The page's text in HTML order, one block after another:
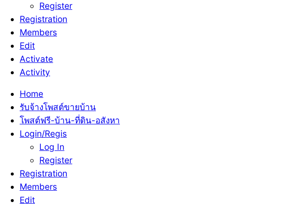
Register
Registration
Members
Edit
Activate
Activity
Home
รับจ้างโพสต์ขายบ้าน
โพสต์ฟรี-บ้าน-ที่ดิน-อสังหา
Login/Regis
Log In
Register
Registration
Members
Edit